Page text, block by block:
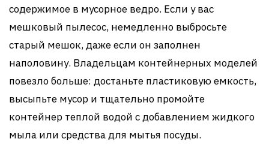
содержимое в мусорное ведро. Если у вас
мешковый пылесос, немедленно выбросьте
старый мешок, даже если он заполнен
наполовину. Владельцам контейнерных моделей
повезло больше: достаньте пластиковую емкость,
высыпьте мусор и тщательно промойте
контейнер теплой водой с добавлением жидкого
мыла или средства для мытья посуды.